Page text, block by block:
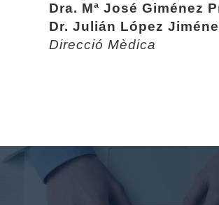
Dra. Mª José Giménez
Dr. Julián López
Direcció Mèdica